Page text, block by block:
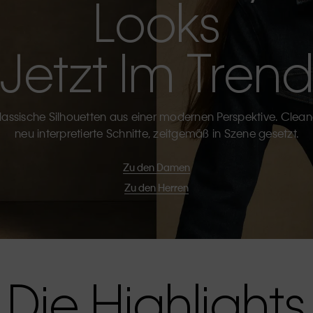
Looks
Jetzt Im Trend
Silhouetten aus einer modernen Perspektive.
neu interpretierte Schnitte, zeitgemäß in Szene gesetzt.
Zu den Damen
Zu den Herren